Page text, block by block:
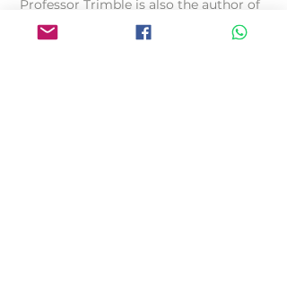
Professor Trimble is also the author of
the famous book, “Writing with Style,
Conversations on the Art of Writing.”